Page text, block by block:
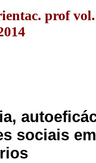
prof
sociais